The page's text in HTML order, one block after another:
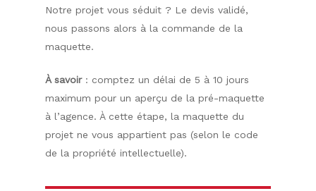
Notre projet vous séduit ? Le devis validé,
nous passons alors à la commande de la
maquette.
À savoir: comptez un délai de 5 à 10 jours
maximum pour un aperçu de la pré-maquette
à l’agence. À cette étape, la maquette du
projet ne vous appartient pas (selon le code
de la propriété intellectuelle).